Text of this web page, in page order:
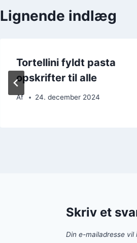
Lignende indlæg
Tortellini fyldt pasta
opskrifter til alle
Af 24. december 2024
Skriv et
Din e-mailadresse vil